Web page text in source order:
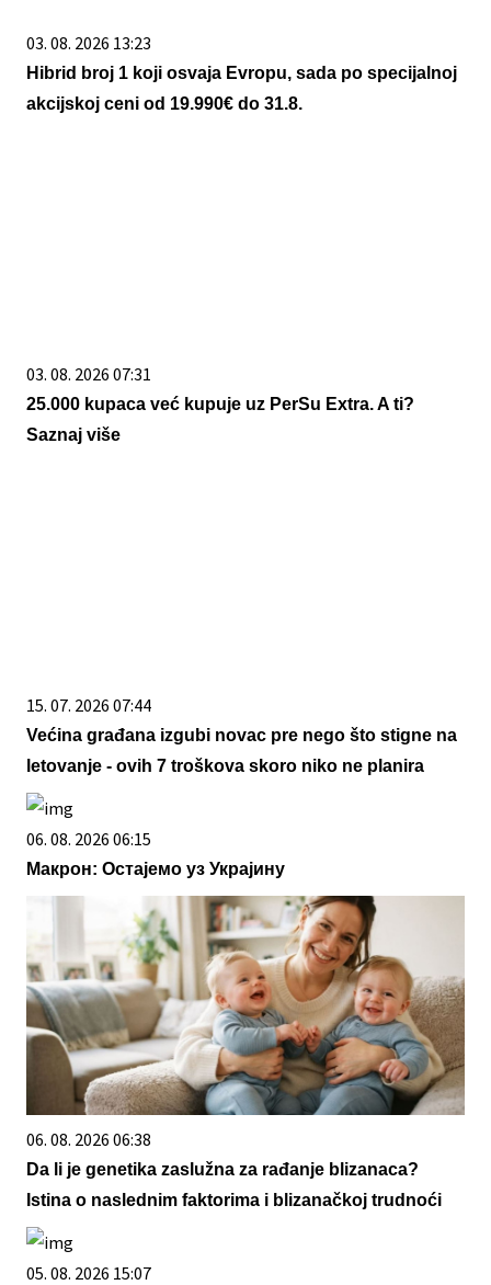
03. 08. 2026 13:23
Hibrid broj 1 koji osvaja Evropu, sada po specijalnoj
akcijskoj ceni od 19.990€ do 31.8.
03. 08. 2026 07:31
25.000 kupaca već kupuje uz PerSu Extra. A ti?
Saznaj više
15. 07. 2026 07:44
Većina građana izgubi novac pre nego što stigne na
letovanje - ovih 7 troškova skoro niko ne planira
06. 08. 2026 06:15
Макрон: Остајемо уз Украјину
06. 08. 2026 06:38
Da li je genetika zaslužna za rađanje blizanaca?
Istina o naslednim faktorima i blizanačkoj trudnoći
05. 08. 2026 15:07